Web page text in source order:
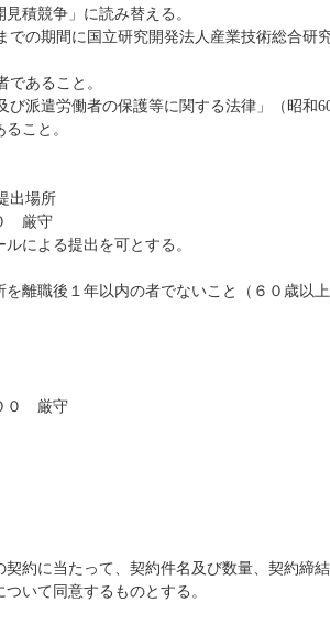
積競争」に読み替える。
の期間に国立研究開発法人産業技術総合研
あること。
派遣労働者の保護等に関する法律」（昭和
こと。
出場所
厳守
よる提出を可とする。
職後１年以内の者でないこと（６０歳以上
０ 厳守
に当たって、契約件名及び数量、契約締結
いて同意するものとする。